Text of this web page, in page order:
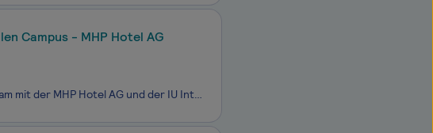
Campus - MHP Hotel AG
Starte Deine Zukunft im Bereich Tourismusmanagement gemeinsam mit der MHP Hotel AG und der IU Internationalen Hochschule (IU). Im Dualen myStudium – akkreditiert als duales Fernstudium - sammelst Du Deine Praxiserfahrung im Unternehmen und lernst die Theorie zu 100 % virtuell, ergänzt durch optional